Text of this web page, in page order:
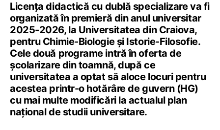
Licența didactică cu dublă specializare va fi
organizată în premieră din anul universitar
2025-2026, la Universitatea din Craiova,
pentru Chimie-Biologie și Istorie-Filosofie.
Cele două programe intră în oferta de
școlarizare din toamnă, după ce
universitatea a optat să aloce locuri pentru
acestea printr-o hotărâre de guvern (HG)
cu mai multe modificări la actualul plan
național de studii universitare.